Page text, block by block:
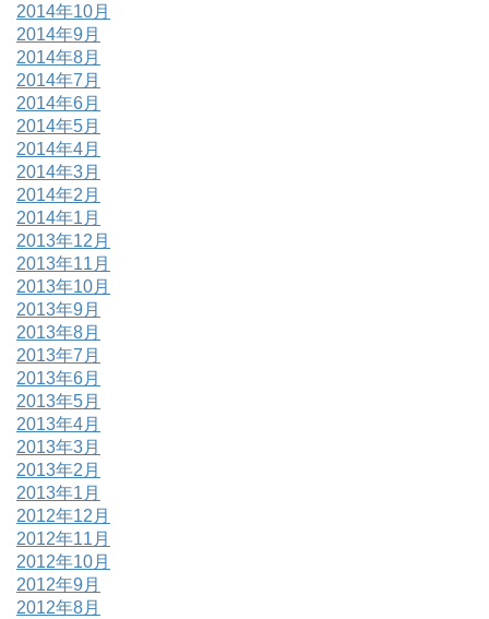
2014年10月
2014年9月
2014年8月
2014年7月
2014年6月
2014年5月
2014年4月
2014年3月
2014年2月
2014年1月
2013年12月
2013年11月
2013年10月
2013年9月
2013年8月
2013年7月
2013年6月
2013年5月
2013年4月
2013年3月
2013年2月
2013年1月
2012年12月
2012年11月
2012年10月
2012年9月
2012年8月